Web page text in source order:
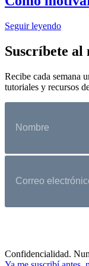
Seguir leyendo
Suscríbete al
Recibe cada semana
tutoriales y recursos
Confidencialidad.